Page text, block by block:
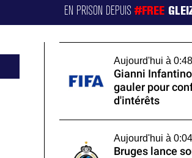
EN PRISON DEPUIS#FREE
Aujourd'hui à 0:48
Gianni
gauler pour
d'intérêts
Aujourd'hui à 0:04
Bruges lance